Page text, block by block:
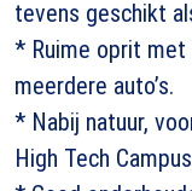
tevens geschikt
* Ruime oprit met
meerdere auto’s.
* Nabij natuur,
High Tech